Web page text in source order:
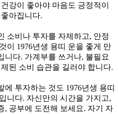
강이 좋아야 마음도 긍정적이
아집니다.
소비나 투자를 자제하고, 안정
이 1976년생 용띠 운을 좋게 만
니다. 가계부를 쓰거나, 불필요
된 소비 습관을 길러야 합니다.
투자하는 것도 1976년생 용띠
니다. 자신만의 시간을 가지고,
, 공부에 도전해 보세요. 자기 자